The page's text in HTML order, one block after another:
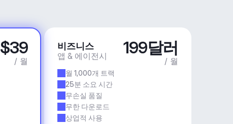
$39
/ 월
비즈니스
앱 & 에이전시 199달러
/ 월
월 1,000개 트랙
25분 소요 시간
무손실 품질
무한 다운로드
상업적 사용